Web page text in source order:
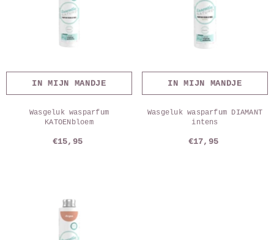
IN MIJN MANDJE
Wasgeluk wasparfum
KATOENbloem
€15,95
IN MIJN MANDJE
Wasgeluk wasparfum DIAMANT
intens
€17,95